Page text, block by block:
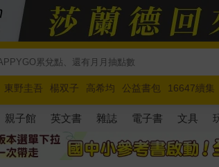
東野圭吾 楊双子 高希均 公益書包 16647續集
德賽 路邊攤新作 馬斯克 玩具總動員5 超慢跑
親子館 英文書 雜誌 電子書 文具